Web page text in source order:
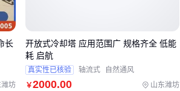
间效率对比：逆流式适合垂直空间受限
护便利性上更有优势
的耐腐蚀梯度：化工环境应优先考虑全
业区可选用性价比更高的玻璃钢型号
潍坊
长
￥2000.00 山东潍坊
开放式冷却塔 应用范围广 规格齐全 低能
耗 启航
真实性已核验 轴流式 自然通风